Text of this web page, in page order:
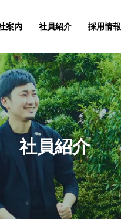
案内 社員紹介 採用情報
社員紹介